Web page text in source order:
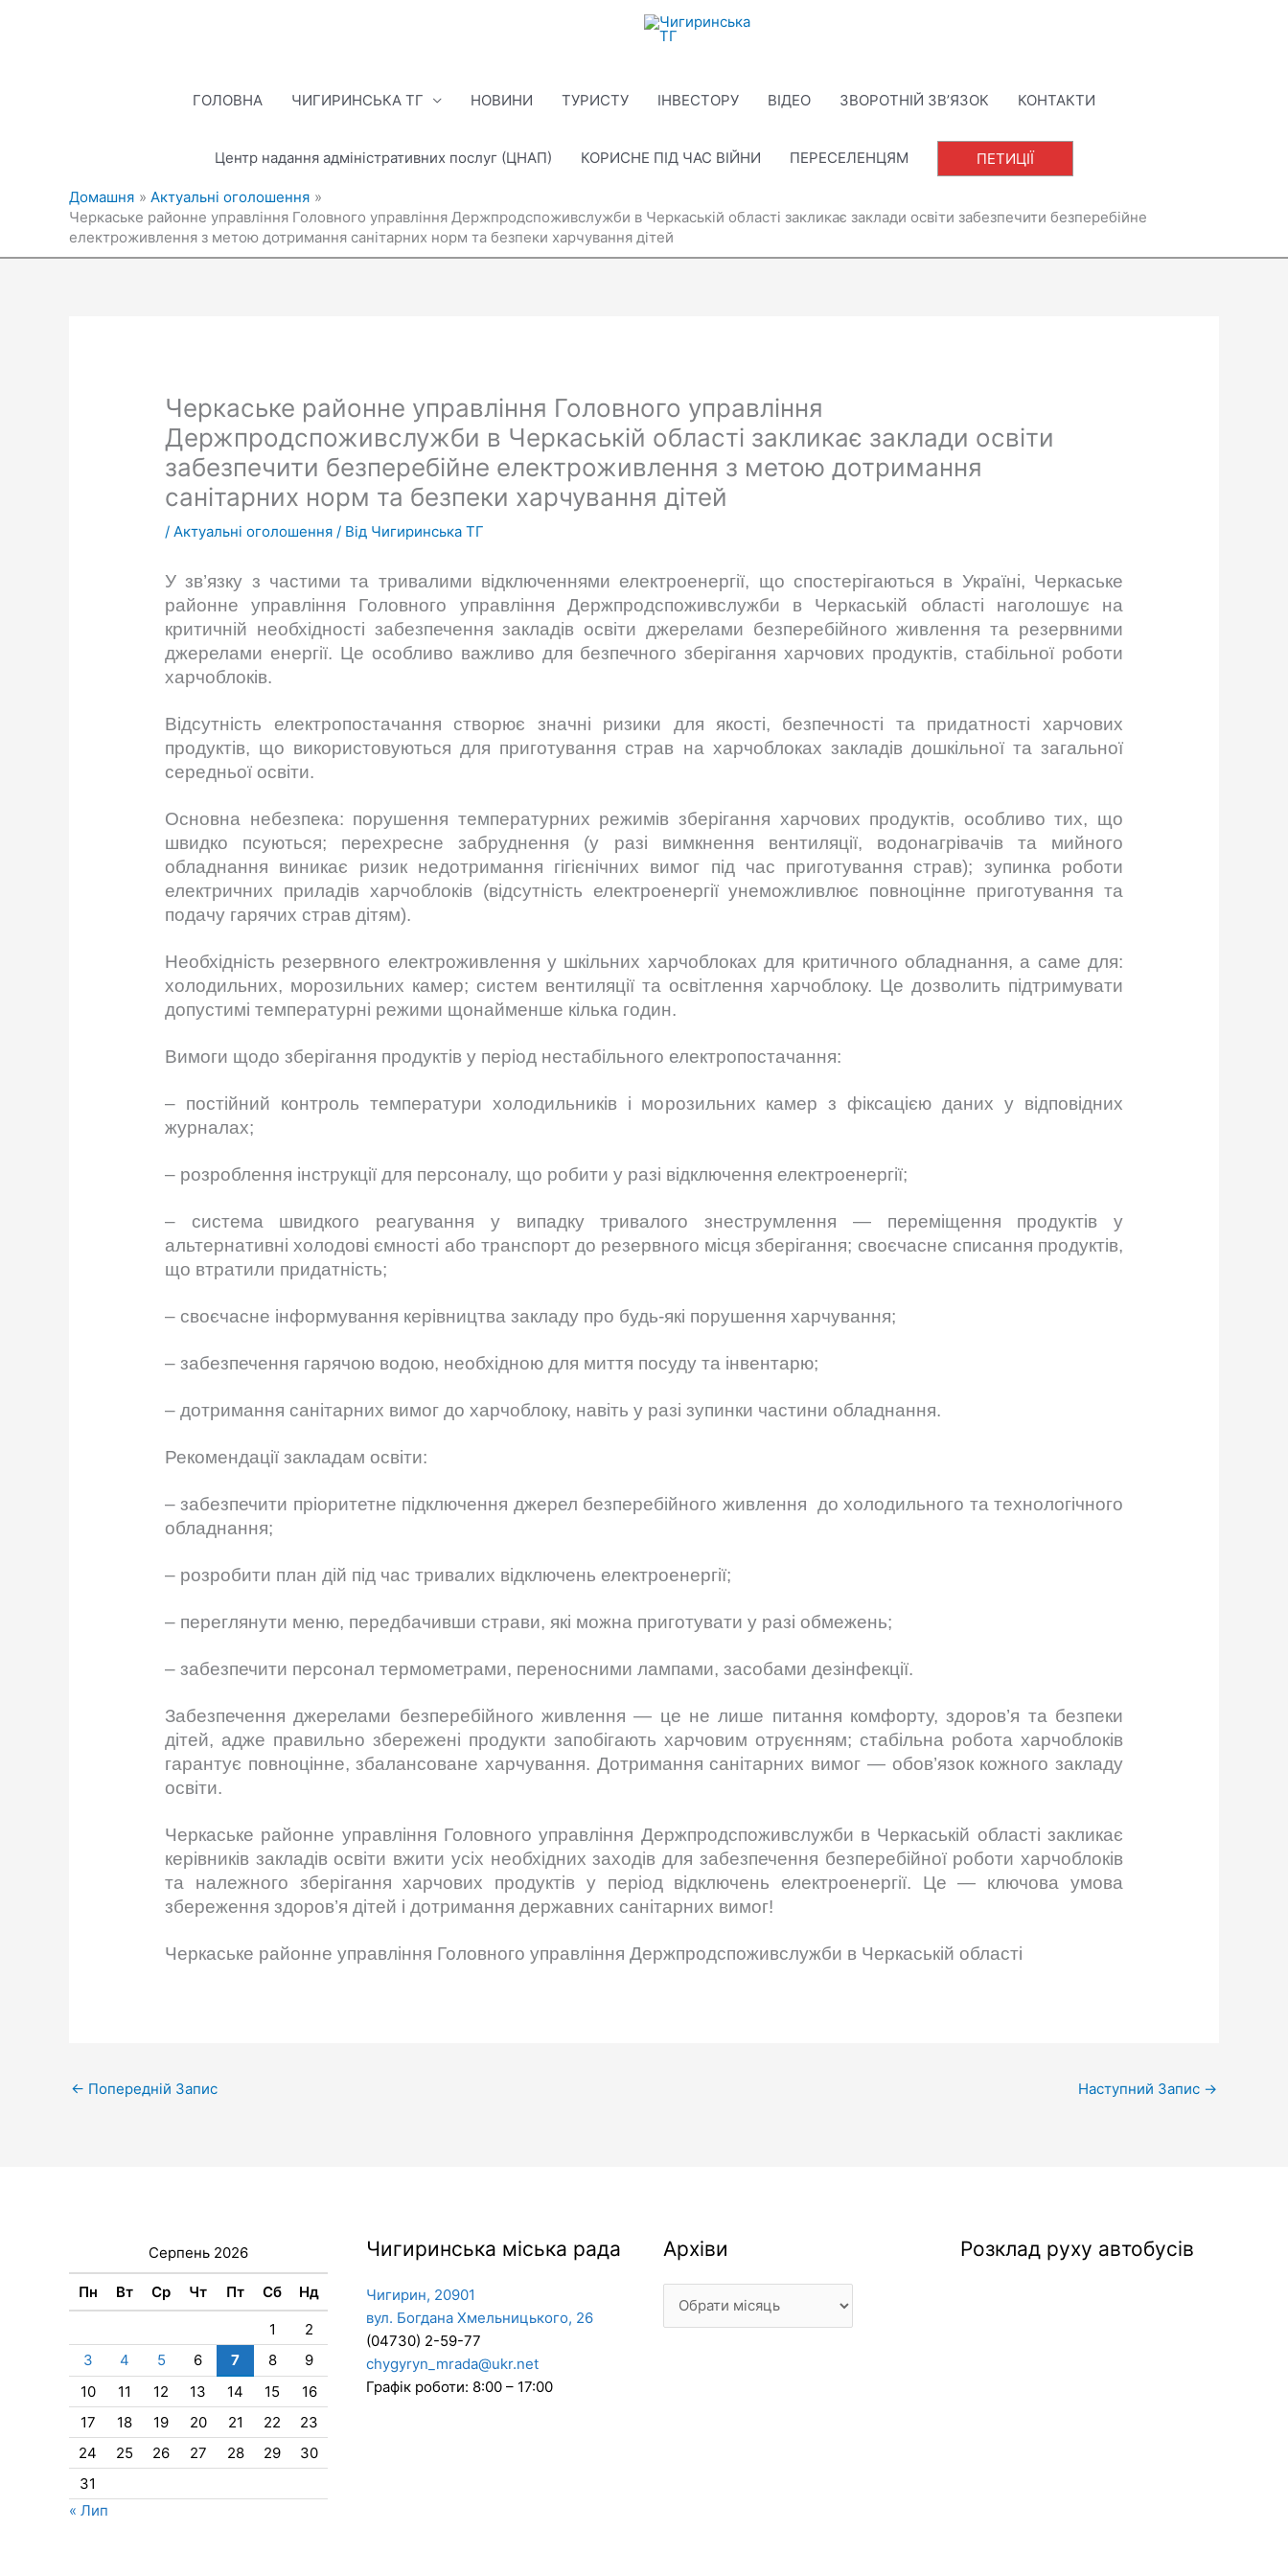
ГОЛОВНА ЧИГИРИНСЬКА ТГ НОВИНИ ТУРИСТУ ІНВЕСТОРУ ВІДЕО ЗВОРОТНІЙ ЗВ’ЯЗОК КОНТАКТИ
Центр надання адміністративних послуг (ЦНАП) КОРИСНЕ ПІД ЧАС ВІЙНИ ПЕРЕСЕЛЕНЦЯМ ПЕТИЦІЇ
Домашня
Актуальні оголошення
Черкаське районне управління Головного управління Держпродспоживслужби в Черкаській області закликає заклади освіти забезпечити безперебійне
електроживлення з метою дотримання санітарних норм та безпеки харчування дітей
Черкаське районне управління Головного управління
Держпродспоживслужби в Черкаській області закликає заклади освіти
забезпечити безперебійне електроживлення з метою дотримання
санітарних норм та безпеки харчування дітей
/Актуальні оголошення / Від Чигиринська ТГ
У зв’язку з частими та тривалими відключеннями електроенергії, що спостерігаються в Україні, Черкаське
районне управління Головного управління Держпродспоживслужби в Черкаській області наголошує на
критичній необхідності забезпечення закладів освіти джерелами безперебійного живлення та резервними
джерелами енергії. Це особливо важливо для безпечного зберігання харчових продуктів, стабільної роботи
харчоблоків.
Відсутність електропостачання створює значні ризики для якості, безпечності та придатності харчових
продуктів, що використовуються для приготування страв на харчоблоках закладів дошкільної та загальної
середньої освіти.
Основна небезпека: порушення температурних режимів зберігання харчових продуктів, особливо тих, що
швидко псуються; перехресне забруднення (у разі вимкнення вентиляції, водонагрівачів та мийного
обладнання виникає ризик недотримання гігієнічних вимог під час приготування страв); зупинка роботи
електричних приладів харчоблоків (відсутність електроенергії унеможливлює повноцінне приготування та
подачу гарячих страв дітям).
Необхідність резервного електроживлення у шкільних харчоблоках для критичного обладнання, а саме для:
холодильних, морозильних камер; систем вентиляції та освітлення харчоблоку. Це дозволить підтримувати
допустимі температурні режими щонайменше кілька годин.
Вимоги щодо зберігання продуктів у період нестабільного електропостачання:
– постійний контроль температури холодильників і морозильних камер з фіксацією даних у відповідних
журналах;
– розроблення інструкції для персоналу, що робити у разі відключення електроенергії;
– система швидкого реагування у випадку тривалого знеструмлення — переміщення продуктів у
альтернативні холодові ємності або транспорт до резервного місця зберігання; своєчасне списання продуктів,
що втратили придатність;
– своєчасне інформування керівництва закладу про будь-які порушення харчування;
– забезпечення гарячою водою, необхідною для миття посуду та інвентарю;
– дотримання санітарних вимог до харчоблоку, навіть у разі зупинки частини обладнання.
Рекомендації закладам освіти:
– забезпечити пріоритетне підключення джерел безперебійного живлення до холодильного та технологічного
обладнання;
– розробити план дій під час тривалих відключень електроенергії;
– переглянути меню, передбачивши страви, які можна приготувати у разі обмежень;
– забезпечити персонал термометрами, переносними лампами, засобами дезінфекції.
Забезпечення джерелами безперебійного живлення — це не лише питання комфорту, здоров’я та безпеки
дітей, адже правильно збережені продукти запобігають харчовим отруєнням; стабільна робота харчоблоків
гарантує повноцінне, збалансоване харчування. Дотримання санітарних вимог — обов’язок кожного закладу
освіти.
Черкаське районне управління Головного управління Держпродспоживслужби в Черкаській області закликає
керівників закладів освіти вжити усіх необхідних заходів для забезпечення безперебійної роботи харчоблоків
та належного зберігання харчових продуктів у період відключень електроенергії. Це — ключова умова
збереження здоров’я дітей і дотримання державних санітарних вимог!
Черкаське районне управління Головного управління Держпродспоживслужби в Черкаській області
← Попередній Запис Наступний Запис →
Серпень 2026
Пн Вт Ср Чт Пт Сб Нд
1
2
3
4 5 6 7 8
9
10
11 12 13 14 15
16
17
18 19 20 21 22
23
24
25 26 27 28 29
30
31
« Лип
Чигиринська міська рада
Чигирин, 20901
вул. Богдана Хмельницького, 26
(04730) 2-59-77
chygyryn_mrada@ukr.net
Графік роботи: 8:00 – 17:00
Архіви
Архіви Розклад руху автобусів